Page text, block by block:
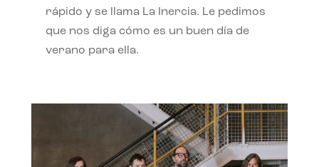
rápido y se llama La Inercia. Le pedimos
que nos diga cómo es un buen día de
verano para ella.